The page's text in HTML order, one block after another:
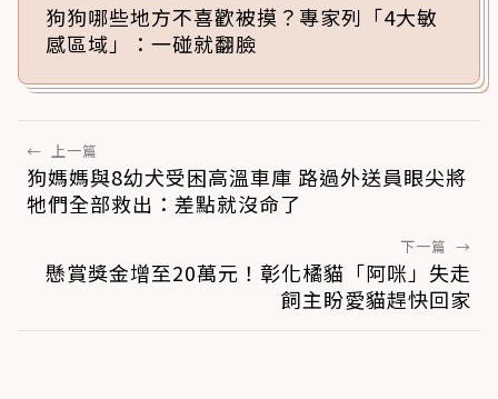
狗狗哪些地方不喜歡被摸？專家列「4大敏
感區域」：一碰就翻臉
← 上一篇
狗媽媽與8幼犬受困高溫車庫 路過外送員眼尖將
牠們全部救出：差點就沒命了
下一篇 →
懸賞獎金增至20萬元！彰化橘貓「阿咪」失走
飼主盼愛貓趕快回家